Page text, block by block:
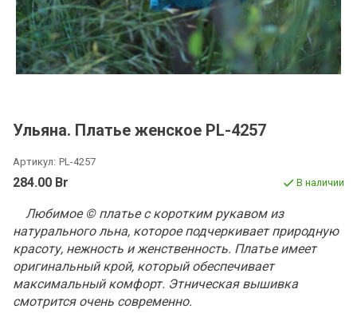
Ульяна. Платье женское PL-4257
Артикул: PL-4257
284.00 Br В наличии
Любимое © платье с коротким рукавом из
натурального льна, которое подчеркивает природную
красоту, нежность и женственность. Платьеимеет
оригинальный крой, который обеспечивает
максимальный комфорт. Этническая вышивка
смотрится очень современно.